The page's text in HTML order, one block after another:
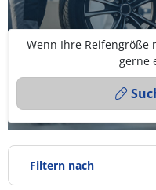
Wenn Ihre Reifengröße
gerne
Filtern nach